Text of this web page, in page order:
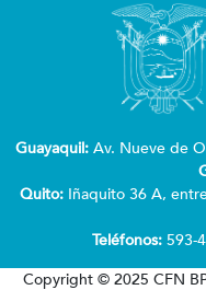
Guayaquil:Av. Nueve de
Quito: Iñaquito 36 A,
Teléfonos:593-
Copyright © 2025 CFN